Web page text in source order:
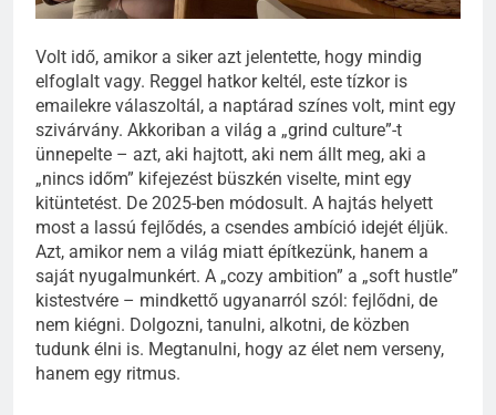
Volt idő, amikor a siker azt jelentette, hogy mindig
elfoglalt vagy. Reggel hatkor keltél, este tízkor is
emailekre válaszoltál, a naptárad színes volt, mint egy
szivárvány. Akkoriban a világ a „grind culture”-t
ünnepelte – azt, aki hajtott, aki nem állt meg, aki a
„nincs időm” kifejezést büszkén viselte, mint egy
kitüntetést. De 2025-ben módosult. A hajtás helyett
most a lassú fejlődés, a csendes ambíció idejét éljük.
Azt, amikor nem a világ miatt építkezünk, hanem a
saját nyugalmunkért. A „cozy ambition” a „soft hustle”
kistestvére – mindkettő ugyanarról szól: fejlődni, de
nem kiégni. Dolgozni, tanulni, alkotni, de közben
tudunk élni is. Megtanulni, hogy az élet nem verseny,
hanem egy ritmus.